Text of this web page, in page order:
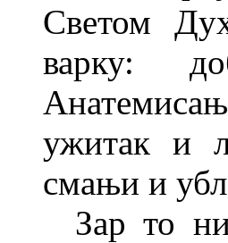
Светом
варку:
ужитак и
смањи и
Зар то